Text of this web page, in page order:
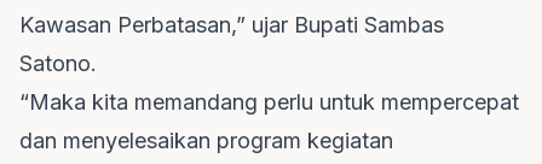
Kawasan Perbatasan,” ujar Bupati Sambas
Satono.
“Maka kita memandang perlu untuk mempercepat
dan menyelesaikan program kegiatan